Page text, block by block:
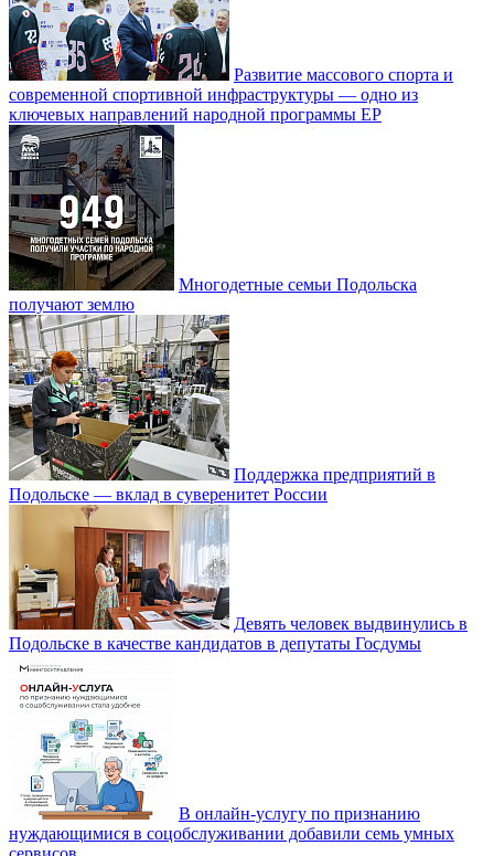
Развитие массового спорта и
современной спортивной инфраструктуры — одно из
ключевых направлений народной программы ЕР
Многодетные семьи Подольска
получают землю
Поддержка предприятий в
Подольске — вклад в суверенитет России
Девять человек выдвинулись в
Подольске в качестве кандидатов в депутаты Госдумы
В онлайн-услугу по признанию
нуждающимися в соцобслуживании добавили семь умных